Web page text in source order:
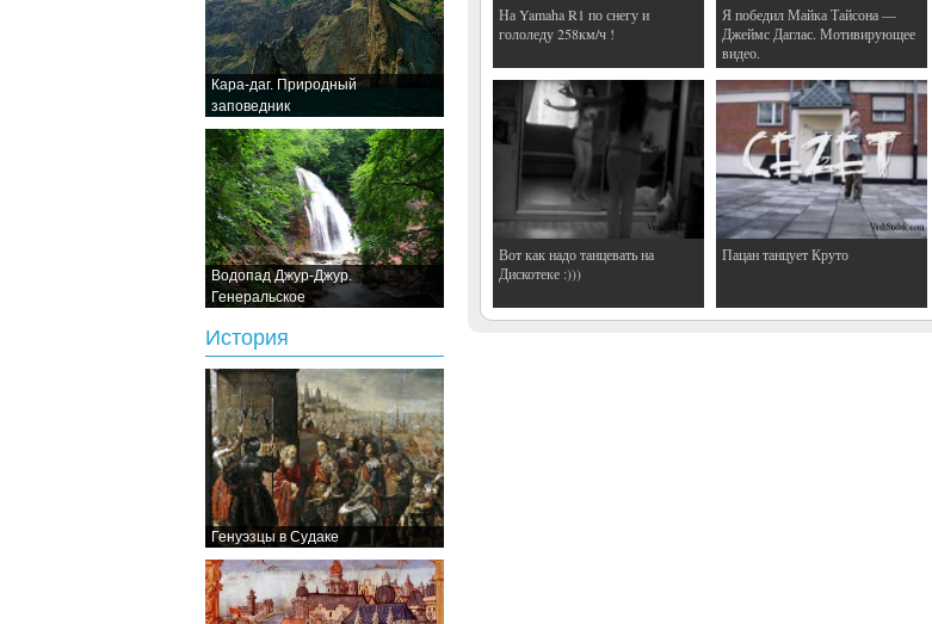
Кара-даг. Природный
заповедник
Водопад Джур-Джур.
Генеральское
История
Генуэзцы в Судаке
На Yamaha R1 по снегу и
гололеду 258км/ч !
Я победил Майка Тайсона —
Джеймс Даглас. Мотивирующее
видео.
Вот как надо танцевать на
Дискотеке :)))
Пацан танцует Круто